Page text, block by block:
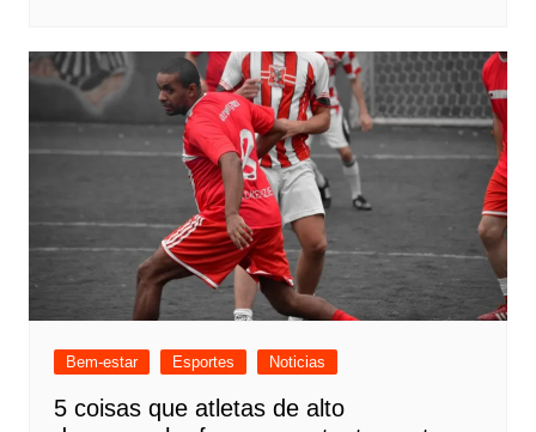
Bem-estar Esportes Noticias
5 coisas que atletas de alto